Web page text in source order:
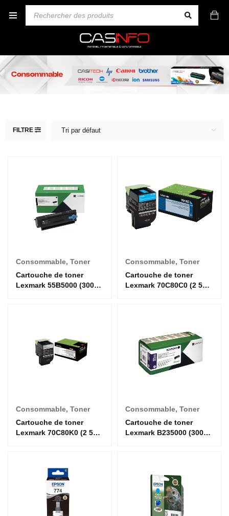
FILTRE Tri par défaut
Consommable, Toner
Cartouche de toner
Lexmark 55B5000 (3000
Consommable, Toner
Cartouche de toner
Lexmark 70C80C0 (2 500
Consommable, Toner
Cartouche de toner
Lexmark 70C80K0 (2 500
Consommable, Toner
Cartouche de toner
Lexmark B235000 (3000